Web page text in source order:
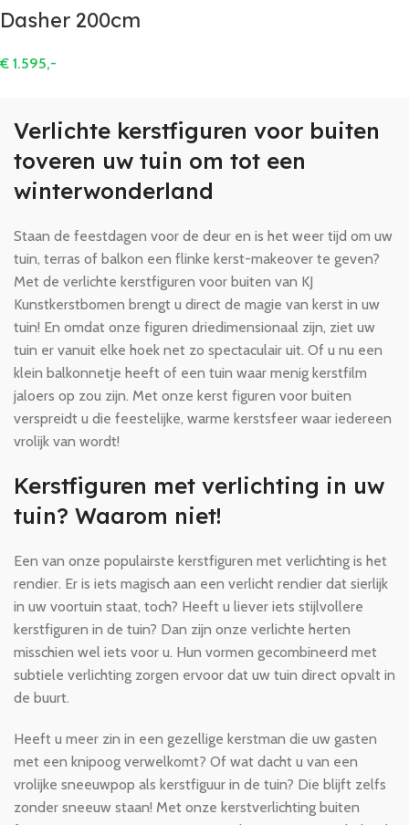
Dasher 200cm
€ 1.595,-
Verlichte kerstfiguren voor buiten
toveren uw tuin om tot een
winterwonderland
Staan de feestdagen voor de deur en is het weer tijd om uw
tuin, terras of balkon een flinke kerst-makeover te geven?
Met de verlichte kerstfiguren voor buiten van KJ
Kunstkerstbomen brengt u direct de magie van kerst in uw
tuin! En omdat onze figuren driedimensionaal zijn, ziet uw
tuin er vanuit elke hoek net zo spectaculair uit. Of u nu een
klein balkonnetje heeft of een tuin waar menig kerstfilm
jaloers op zou zijn. Met onze kerst figuren voor buiten
verspreidt u die feestelijke, warme kerstsfeer waar iedereen
vrolijk van wordt!
Kerstfiguren met verlichting in uw
tuin? Waarom niet!
Een van onze populairste kerstfiguren met verlichting is het
rendier. Er is iets magisch aan een verlicht rendier dat sierlijk
in uw voortuin staat, toch? Heeft u liever iets stijlvollere
kerstfiguren in de tuin? Dan zijn onze verlichte herten
misschien wel iets voor u. Hun vormen gecombineerd met
subtiele verlichting zorgen ervoor dat uw tuin direct opvalt in
de buurt.
Heeft u meer zin in een gezellige kerstman die uw gasten
met een knipoog verwelkomt? Of wat dacht u van een
vrolijke sneeuwpop als kerstfiguur in de tuin? Die blijft zelfs
zonder sneeuw staan! Met onze kerstverlichting buiten